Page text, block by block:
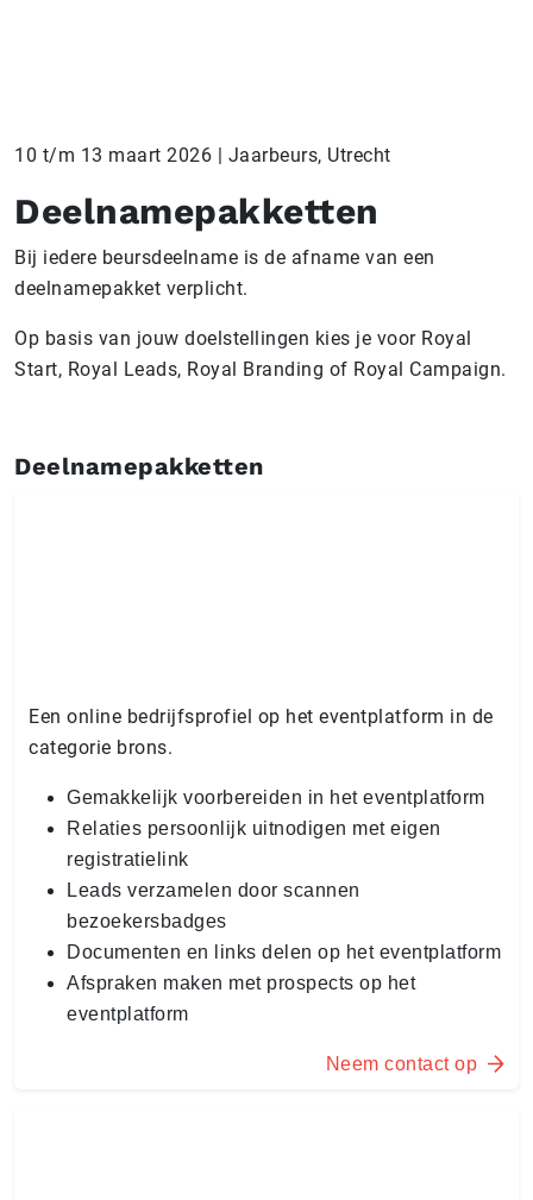
10 t/m 13 maart 2026 | Jaarbeurs, Utrecht
Deelnamepakketten
Bij iedere beursdeelname is de afname van een
deelnamepakket verplicht.
Op basis van jouw doelstellingen kies je voor Royal
Start, Royal Leads, Royal Branding of Royal Campaign.
Deelnamepakketten
Een online bedrijfsprofiel op het eventplatform in de
categorie brons.
Gemakkelijk voorbereiden in het eventplatform
Relaties persoonlijk uitnodigen met eigen
registratielink
Leads verzamelen door scannen
bezoekersbadges
Documenten en links delen op het eventplatform
Afspraken maken met prospects op het
eventplatform
Neem contact op